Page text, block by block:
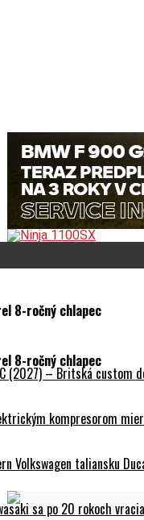
8-ročný chlapec
(2027) – Britská custom
kompresorom
Volkswagen taliansku
sa po 20 rokoch
8-ročný chlapec